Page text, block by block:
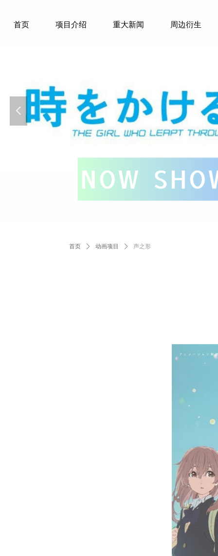
넳
首页 项目介绍 重大新闻 周边衍生
首页 ꄲ 动画项目 ꄲ 声之形